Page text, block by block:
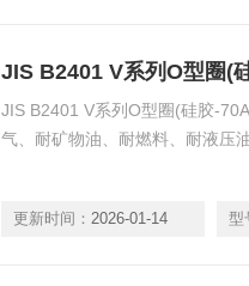
JIS B2401 V系列O型圈(
JIS B2401 V系列O型圈(硅胶-
气、耐矿物油、耐燃料、耐液压
更新时间： 2026-01-14 型